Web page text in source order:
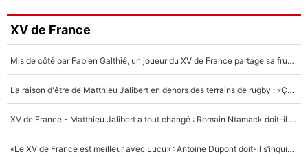
XV de France
Mis de côté par Fabien Galthié, un joueur du XV de France partage sa frustration : «ils ne me l’ont pas dit tout de suite»
La raison d'être de Matthieu Jalibert en dehors des terrains de rugby : «Ça m'atteint autant que si tu touches à un membre de ma famille»
XV de France - Matthieu Jalibert a tout changé : Romain Ntamack doit-il s’inquiéter pour sa place à un an de la Coupe du monde ?
«Le XV de France est meilleur avec Lucu» : Antoine Dupont doit-il s’inquiéter pour sa place ?